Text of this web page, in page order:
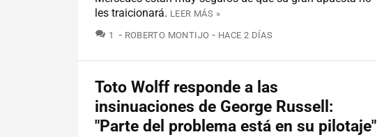
les traicionará. LEER MÁS »
1 COMENTARIOS
ROBERTO MONTIJO HACE 2 DÍAS
Toto Wolff responde a las
insinuaciones de George Russell:
"Parte del problema está en su pilotaje"